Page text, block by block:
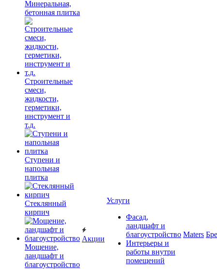
Минеральная,
бетонная плитка
Строительные
смеси,
жидкости,
герметики,
инструмент и
т.д.
Ступени и
напольная
плитка
Cтеклянный
кирпич
Мощение,
ландшафт и
благоустройство
Акции
Услуги
Фасад,
ландшафт и
благоустройство
Интерьеры и
работы внутри
помещений
Maters